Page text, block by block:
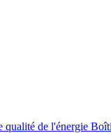
qualité de l'énergie